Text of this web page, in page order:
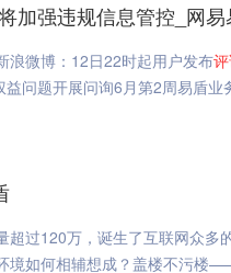
加强违规信息管控_网
浪微博：12日22时起用户发布
问题开展问询6月第2周易盾
超过120万，诞生了互联网众多
境如何相辅想成？盖楼不污楼